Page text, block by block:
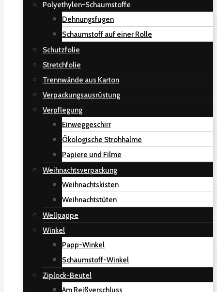
Polyethylen-Schaumstoffe
Dehnungsfugen
Schaumstoff auf einer Rolle
Schutzfolie
Stretchfolie
Trennwände aus Karton
Verpackungsausrüstung
Verpflegung
Einweggeschirr
Ökologische Strohhalme
Papiere und Filme
Weihnachtsverpackung
Weihnachtskisten
Weihnachtstüten
Wellpappe
Winkel
Papp-Winkel
Schaumstoff-Winkel
Ziplock-Beutel
Am Reißverschluss